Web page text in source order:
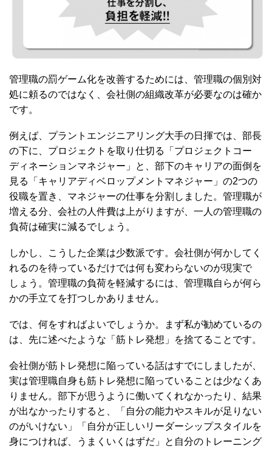
管理職の罰ゲーム化を改善するためには、管理職の個別対
処に頼るのではなく、会社側の組織改革が必要なのは確か
です。
例えば、プラントエンジニアリング大手の日揮では、部長
の下に、プロジェクトを取り仕切る「プロジェクトコー
ディネーションマネジャー」と、部下のキャリアの面倒を
見る「キャリアディベロップメントマネジャー」の2つの
役職を置き、マネジャーの仕事を分割しました。管理職が
増える分、会社の人件費は上がりますが、一人の管理職の
負荷は確実に減るでしょう。
しかし、こうした企業は少数派です。会社側が何かしてく
れるのを待っているだけでは何も変わらないのが現実で
しょう。管理職の負荷を軽減するには、管理職自らが何ら
かの手立てを打つしかありません。
では、何をすればよいでしょうか。まず私が勧めているの
は、先に述べたような「筋トレ発想」を捨てることです。
会社側が筋トレ発想に陥っている話はすでにしましたが、
実は管理職自身も筋トレ発想に陥っていることは少なくあ
りません。部下が思うように働いてくれなかったり、結果
が出なかったりすると、「自分の能力やスキルが足りない
のがいけない」「自分が正しいリーダーシップスタイルを
身につければ、うまくいくはずだ」と自分のトレーニング